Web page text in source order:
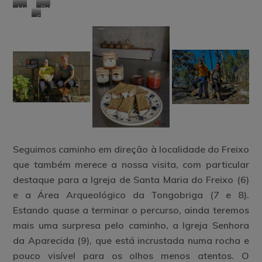
Tongobriga
região
bosques
MoinhoPoldras
Covas
Caminho
Seguimos caminho em direção à localidade do Freixo
que também merece a nossa visita, com particular
destaque para a Igreja de Santa Maria do Freixo (6)
e a Área Arqueológico da Tongobriga (7 e 8).
Estando quase a terminar o percurso, ainda teremos
mais uma surpresa pelo caminho, a Igreja Senhora
da Aparecida (9), que está incrustada numa rocha e
pouco visível para os olhos menos atentos. O